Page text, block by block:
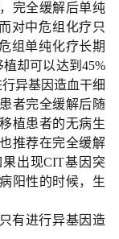
完全缓解后单纯
对中危组化疗只
组单纯化疗长期
却可以达到45%
异基因造血干细
者完全缓解后随
植患者的无病生
推荐在完全缓解
出现CIT基因突
阳性的时候，生
有进行异基因造